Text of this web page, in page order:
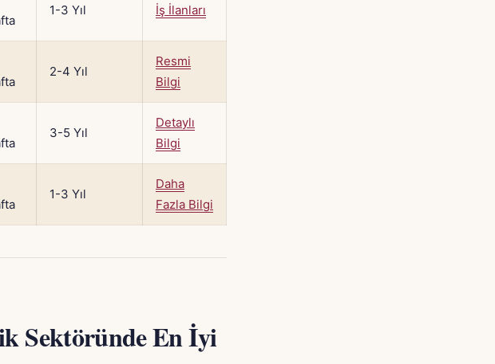
1-3 Yıl İş İlanları
2-4 Yıl
Resmi
Bilgi
3-5 Yıl
Detaylı
Bilgi
1-3 Yıl
Daha
Fazla Bilgi
Sektöründe En İyi